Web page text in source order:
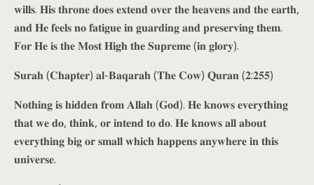
𝐰𝐢𝐥𝐥𝐬. 𝐇𝐢𝐬 𝐭𝐡𝐫𝐨𝐧𝐞 𝐝𝐨𝐞𝐬 𝐞𝐱𝐭𝐞𝐧𝐝 𝐨𝐯𝐞𝐫 𝐭𝐡𝐞 𝐡𝐞𝐚𝐯𝐞𝐧𝐬 𝐚𝐧𝐝 𝐭𝐡𝐞 𝐞𝐚𝐫𝐭𝐡,
𝐚𝐧𝐝 𝐇𝐞 𝐟𝐞𝐞𝐥𝐬 𝐧𝐨 𝐟𝐚𝐭𝐢𝐠𝐮𝐞 𝐢𝐧 𝐠𝐮𝐚𝐫𝐝𝐢𝐧𝐠 𝐚𝐧𝐝 𝐩𝐫𝐞𝐬𝐞𝐫𝐯𝐢𝐧𝐠 𝐭𝐡𝐞𝐦.
𝐅𝐨𝐫 𝐇𝐞 𝐢𝐬 𝐭𝐡𝐞 𝐌𝐨𝐬𝐭 𝐇𝐢𝐠𝐡 𝐭𝐡𝐞 𝐒𝐮𝐩𝐫𝐞𝐦𝐞 (𝐢𝐧 𝐠𝐥𝐨𝐫𝐲).
𝐒𝐮𝐫𝐚𝐡 (𝐂𝐡𝐚𝐩𝐭𝐞𝐫) 𝐚𝐥-𝐁𝐚𝐪𝐚𝐫𝐚𝐡 (𝐓𝐡𝐞 𝐂𝐨𝐰) 𝐐𝐮𝐫𝐚𝐧 (𝟐:𝟐𝟓𝟓)
𝐍𝐨𝐭𝐡𝐢𝐧𝐠 𝐢𝐬 𝐡𝐢𝐝𝐝𝐞𝐧 𝐟𝐫𝐨𝐦 𝐀𝐥𝐥𝐚𝐡 (𝐆𝐨𝐝). 𝐇𝐞 𝐤𝐧𝐨𝐰𝐬 𝐞𝐯𝐞𝐫𝐲𝐭𝐡𝐢𝐧𝐠
𝐭𝐡𝐚𝐭 𝐰𝐞 𝐝𝐨, 𝐭𝐡𝐢𝐧𝐤, 𝐨𝐫 𝐢𝐧𝐭𝐞𝐧𝐝 𝐭𝐨 𝐝𝐨. 𝐇𝐞 𝐤𝐧𝐨𝐰𝐬 𝐚𝐥𝐥 𝐚𝐛𝐨𝐮𝐭
𝐞𝐯𝐞𝐫𝐲𝐭𝐡𝐢𝐧𝐠 𝐛𝐢𝐠 𝐨𝐫 𝐬𝐦𝐚𝐥𝐥 𝐰𝐡𝐢𝐜𝐡 𝐡𝐚𝐩𝐩𝐞𝐧𝐬 𝐚𝐧𝐲𝐰𝐡𝐞𝐫𝐞 𝐢𝐧 𝐭𝐡𝐢𝐬
𝐮𝐧𝐢𝐯𝐞𝐫𝐬𝐞.